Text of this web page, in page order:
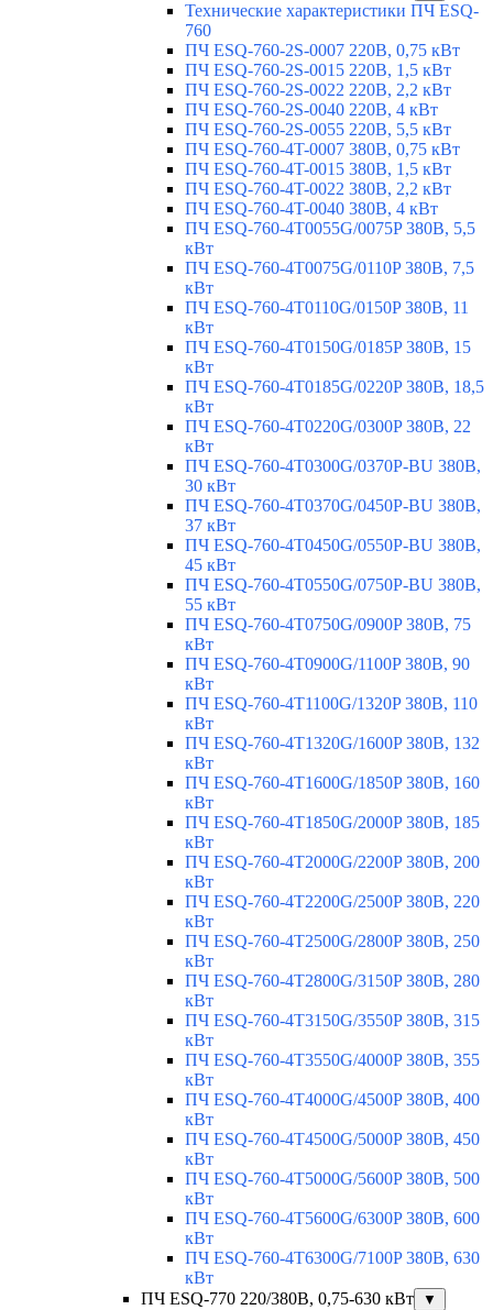
Технические характеристики ПЧ ESQ-
760
ПЧ ESQ-760-2S-0007 220В, 0,75 кВт
ПЧ ESQ-760-2S-0015 220В, 1,5 кВт
ПЧ ESQ-760-2S-0022 220В, 2,2 кВт
ПЧ ESQ-760-2S-0040 220В, 4 кВт
ПЧ ESQ-760-2S-0055 220В, 5,5 кВт
ПЧ ESQ-760-4T-0007 380В, 0,75 кВт
ПЧ ESQ-760-4T-0015 380В, 1,5 кВт
ПЧ ESQ-760-4T-0022 380В, 2,2 кВт
ПЧ ESQ-760-4T-0040 380В, 4 кВт
ПЧ ESQ-760-4T0055G/0075P 380В, 5,5
кВт
ПЧ ESQ-760-4T0075G/0110P 380В, 7,5
кВт
ПЧ ESQ-760-4T0110G/0150P 380В, 11
кВт
ПЧ ESQ-760-4T0150G/0185P 380В, 15
кВт
ПЧ ESQ-760-4T0185G/0220P 380В, 18,5
кВт
ПЧ ESQ-760-4T0220G/0300P 380В, 22
кВт
ПЧ ESQ-760-4T0300G/0370P-BU 380В,
30 кВт
ПЧ ESQ-760-4T0370G/0450P-BU 380В,
37 кВт
ПЧ ESQ-760-4T0450G/0550P-BU 380В,
45 кВт
ПЧ ESQ-760-4T0550G/0750P-BU 380В,
55 кВт
ПЧ ESQ-760-4T0750G/0900P 380В, 75
кВт
ПЧ ESQ-760-4T0900G/1100P 380В, 90
кВт
ПЧ ESQ-760-4T1100G/1320P 380В, 110
кВт
ПЧ ESQ-760-4T1320G/1600P 380В, 132
кВт
ПЧ ESQ-760-4T1600G/1850P 380В, 160
кВт
ПЧ ESQ-760-4T1850G/2000P 380В, 185
кВт
ПЧ ESQ-760-4T2000G/2200P 380В, 200
кВт
ПЧ ESQ-760-4T2200G/2500P 380В, 220
кВт
ПЧ ESQ-760-4T2500G/2800P 380В, 250
кВт
ПЧ ESQ-760-4T2800G/3150P 380В, 280
кВт
ПЧ ESQ-760-4T3150G/3550P 380В, 315
кВт
ПЧ ESQ-760-4T3550G/4000P 380В, 355
кВт
ПЧ ESQ-760-4T4000G/4500P 380В, 400
кВт
ПЧ ESQ-760-4T4500G/5000P 380В, 450
кВт
ПЧ ESQ-760-4T5000G/5600P 380В, 500
кВт
ПЧ ESQ-760-4T5600G/6300P 380В, 600
кВт
ПЧ ESQ-760-4T6300G/7100P 380В, 630
кВт
ПЧ ESQ-770 220/380В, 0,75-630 кВт
▼